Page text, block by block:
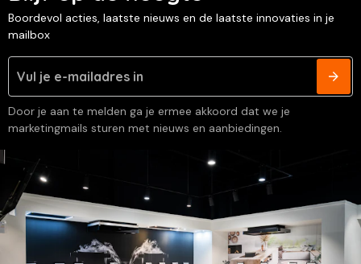
Boordevol acties, laatste nieuws en de laatste innovaties in je
mailbox
Door je aan te melden ga je ermee akkoord dat we je
marketingmails sturen met nieuws en aanbiedingen.